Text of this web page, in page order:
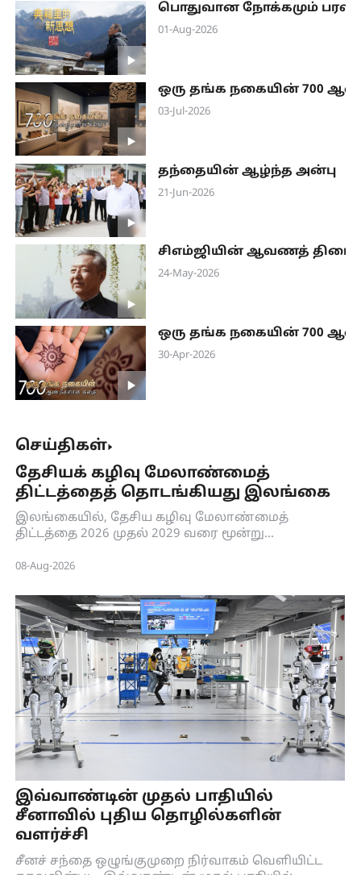
பொதுவான நோக்கமும்
01-Aug-2026
ஒரு தங்க நகையின் 700
03-Jul-2026
தந்தையின் ஆழ்ந்த அன்பு
21-Jun-2026
சிஎம்ஜியின் ஆவணத்
24-May-2026
ஒரு தங்க நகையின் 700
30-Apr-2026
செய்திகள்
தேசியக் கழிவு மேலாண்மைத்
திட்டத்தைத் தொடங்கியது இலங்கை
இலங்கையில், தேசிய கழிவு மேலாண்மைத்
திட்டத்தை 2026 முதல் 2029 வரை மூன்று
08-Aug-2026
இவ்வாண்டின் முதல் பாதியில்
சீனாவில் புதிய தொழில்களின்
வளர்ச்சி
சீனச் சந்தை ஒழுங்குமுறை நிர்வாகம் வெளியிட்ட